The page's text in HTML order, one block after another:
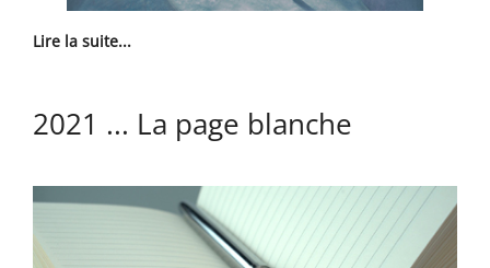
Lire la suite...
2021 ... La page blanche